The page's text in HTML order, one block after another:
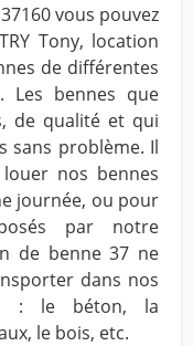
vous pouvez
Tony, location
de différentes
Les bennes que
de qualité et qui
sans problème. Il
nos bennes
journée, ou pour
par notre
de benne 37 ne
dans nos
: le béton, la
le bois, etc.